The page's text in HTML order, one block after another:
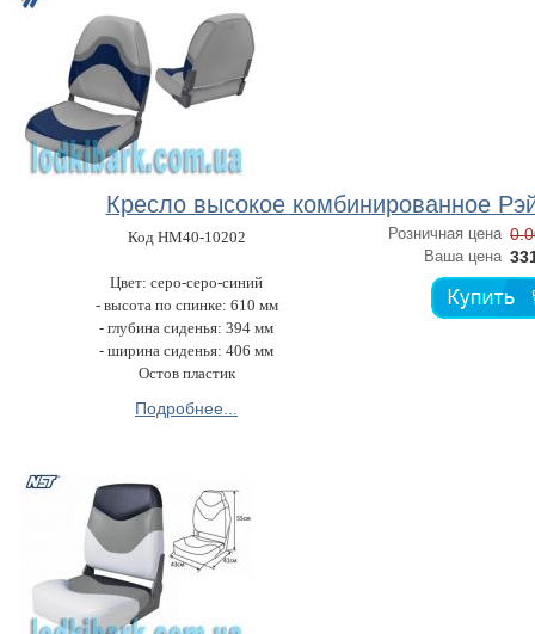
Кресло высокое комбинированное
Код HM40-10202
Цвет: серо-серо-синий
- высота по спинке: 610 мм
- глубина сиденья: 394 мм
- ширина сиденья: 406 мм
Остов пластик
Подробнее...
Розничная цена
Ваша цена